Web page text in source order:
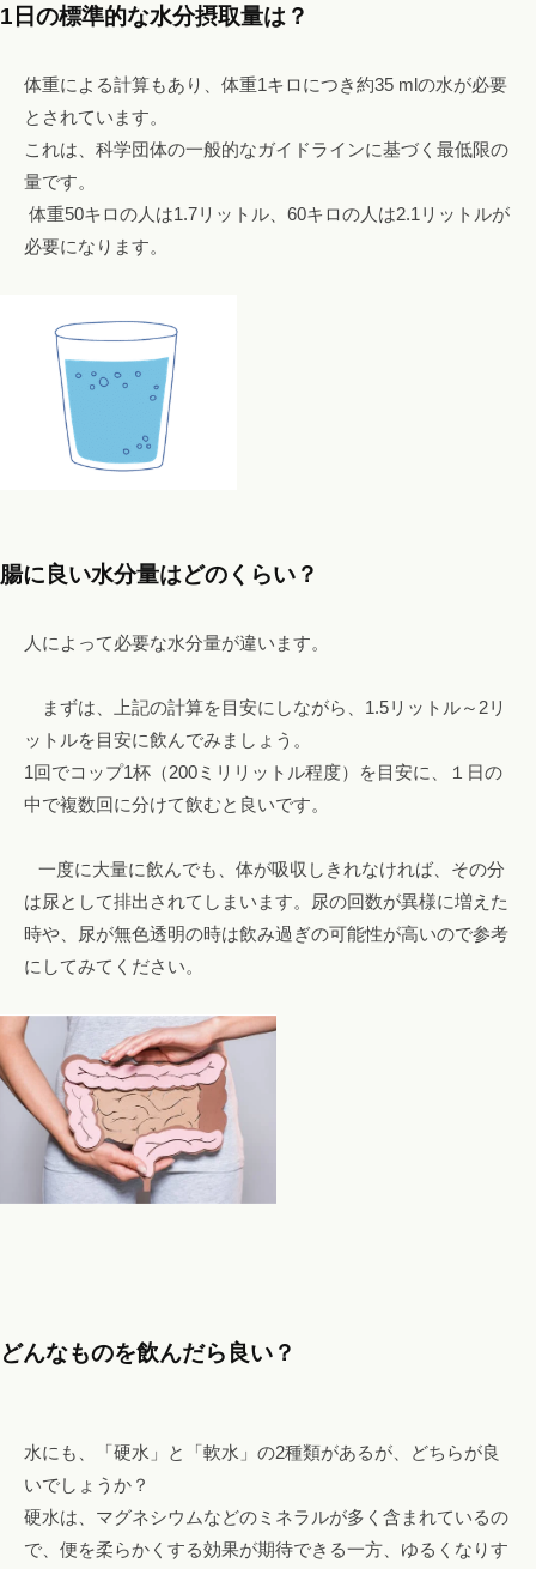
1日の標準的な水分摂取量は？
体重による計算もあり、体重1キロにつき約35 mlの水が必要
とされています。
これは、科学団体の一般的なガイドラインに基づく最低限の
量です。
体重50キロの人は1.7リットル、60キロの人は2.1リットルが
必要になります。
腸に良い水分量はどのくらい？
人によって必要な水分量が違います。
まずは、上記の計算を目安にしながら、1.5リットル～2リ
ットルを目安に飲んでみましょう。
1回でコップ1杯（200ミリリットル程度）を目安に、１日の
中で複数回に分けて飲むと良いです。
一度に大量に飲んでも、体が吸収しきれなければ、その分
は尿として排出されてしまいます。尿の回数が異様に増えた
時や、尿が無色透明の時は飲み過ぎの可能性が高いので参考
にしてみてください。
どんなものを飲んだら良い？
水にも、「硬水」と「軟水」の2種類があるが、どちらが良
いでしょうか？
硬水は、マグネシウムなどのミネラルが多く含まれているの
で、便を柔らかくする効果が期待できる一方、ゆるくなりす